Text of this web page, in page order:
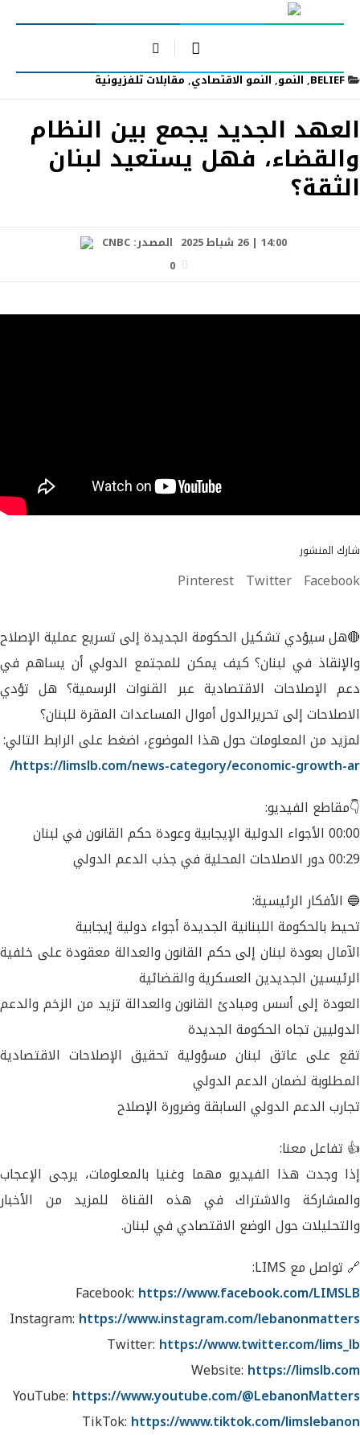
BELIEF
,النمو,النمو الاقتصادي,مقابلات تلفزيونية
العهد الجديد يجمع بين النظام
والقضاء، فهل يستعيد لبنان
الثقة؟
14:00 | 26 شباط 2025 المصدر:CNBC
0
شارك المنشور
Facebook
Twitter
Pinterest
🔴هل سيؤدي تشكيل الحكومة الجديدة إلى تسريع عملية الإصلاح
والإنقاذ في لبنان؟ كيف يمكن للمجتمع الدولي أن يساهم في
دعم الإصلاحات الاقتصادية عبر القنوات الرسمية؟ هل تؤدي
الاصلاحات إلى تحريرالدول أموال المساعدات المقرة للبنان؟
لمزيد من المعلومات حول هذا الموضوع، اضغط على الرابط التالي:
https://limslb.com/news-category/economic-growth-ar/
👇مقاطع الفيديو:
00:00 الأجواء الدولية الإيجابية وعودة حكم القانون في لبنان
00:29 دور الاصلاحات المحلية في جذب الدعم الدولي
🔵 الأفكار الرئيسية:
تحيط بالحكومة اللبنانية الجديدة أجواء دولية إيجابية
الآمال بعودة لبنان إلى حكم القانون والعدالة معقودة على خلفية
الرئيسين الجديدين العسكرية والقضائية
العودة إلى أسس ومبادئ القانون والعدالة تزيد من الزخم والدعم
الدوليين تجاه الحكومة الجديدة
تقع على عاتق لبنان مسؤولية تحقيق الإصلاحات الاقتصادية
المطلوبة لضمان الدعم الدولي
تجارب الدعم الدولي السابقة وضرورة الإصلاح
👍 تفاعل معنا:
إذا وجدت هذا الفيديو مهما وغنيا بالمعلومات، يرجى الإعجاب
والمشاركة والاشتراك في هذه القناة للمزيد من الأخبار
والتحليلات حول الوضع الاقتصادي في لبنان.
🔗 تواصل مع LIMS:
Facebook: https://www.facebook.com/LIMSLB
Instagram: https://www.instagram.com/lebanonmatters
Twitter: https://www.twitter.com/lims_lb
Website: https://limslb.com
YouTube: https://www.youtube.com/@LebanonMatters
TikTok: https://www.tiktok.com/limslebanon